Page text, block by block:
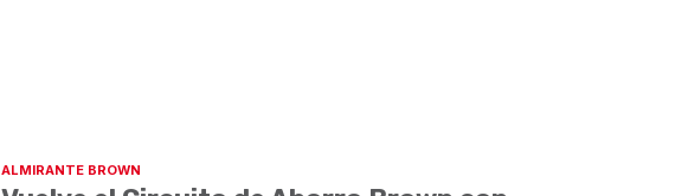
ALMIRANTE BROWN